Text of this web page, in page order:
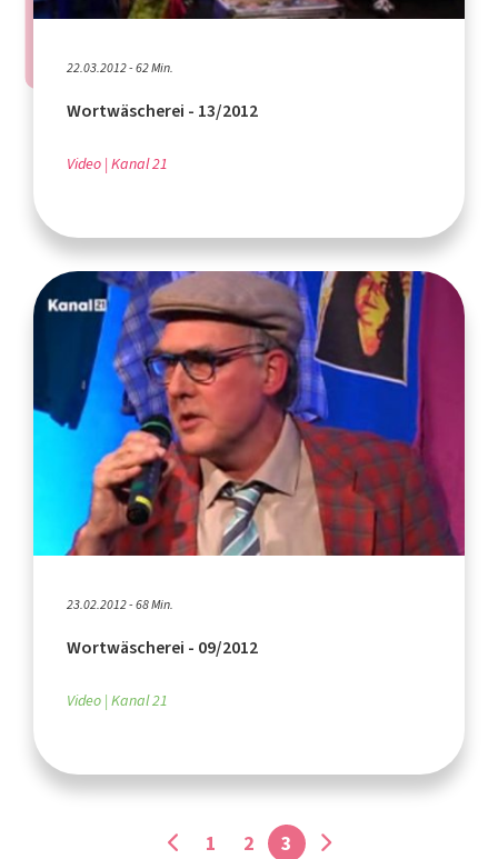
22.03.2012 - 62 Min.
Wortwäscherei - 13/2012
Video Kanal 21
23.02.2012 - 68 Min.
Wortwäscherei - 09/2012
Video Kanal 21
1 2 3